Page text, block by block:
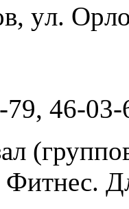
yл.
46-03-
Фитнес.